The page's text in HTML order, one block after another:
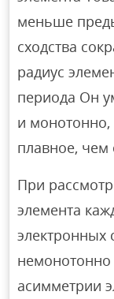
меньше
сходства
радиус
периода Он
и
плавное, чем
При
элемента
электронных
немонотонно
асимметрии